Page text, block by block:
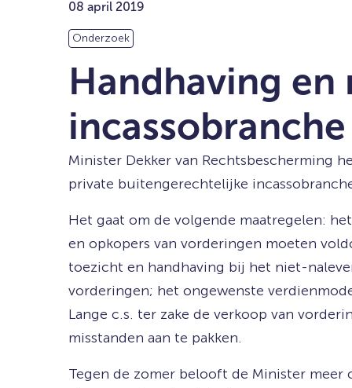
08 april 2019
Onderzoek
Handhaving
incassobranche
Minister Dekker van Rechtsbescherming
private buitengerechtelijke
Het gaat om de volgende maatregelen:
en opkopers van vorderingen moeten
toezicht en handhaving bij het niet-
vorderingen; het ongewenste
Lange c.s. ter zake de verkoop van
misstanden aan te pakken.
Tegen de zomer belooft de Minister meer